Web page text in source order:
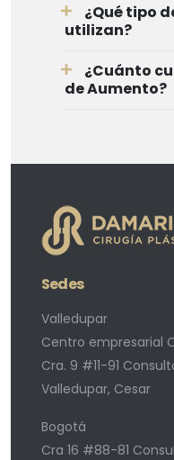
¿Qué tipo
utilizan?
¿Cuánto
de Aumento?
Sedes
Valledupar
Centro empresarial
Cra. 9 #11-91
Valledupar, Cesar
Bogotá
Cra 16 #88-81